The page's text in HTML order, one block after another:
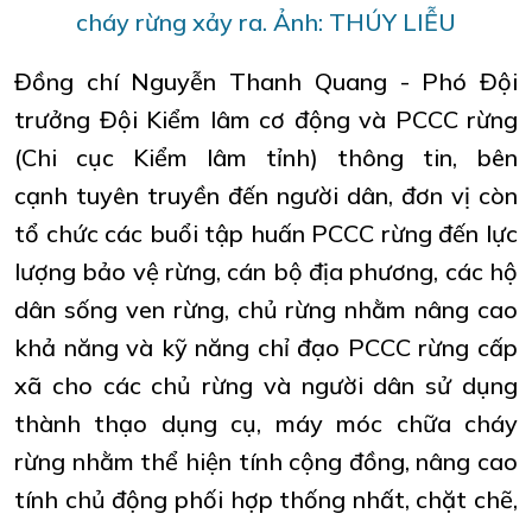
cháy rừng xảy ra. Ảnh: THÚY LIỄU
Đồng chí Nguyễn Thanh Quang - Phó Đội
trưởng Đội Kiểm lâm cơ động và PCCC rừng
(Chi cục Kiểm lâm tỉnh) thông tin, bên
cạnh tuyên truyền đến người dân, đơn vị còn
tổ chức các buổi tập huấn PCCC rừng đến lực
lượng bảo vệ rừng, cán bộ địa phương, các hộ
dân sống ven rừng, chủ rừng nhằm nâng cao
khả năng và kỹ năng chỉ đạo PCCC rừng cấp
xã cho các chủ rừng và người dân sử dụng
thành thạo dụng cụ, máy móc chữa cháy
rừng nhằm thể hiện tính cộng đồng, nâng cao
tính chủ động phối hợp thống nhất, chặt chẽ,